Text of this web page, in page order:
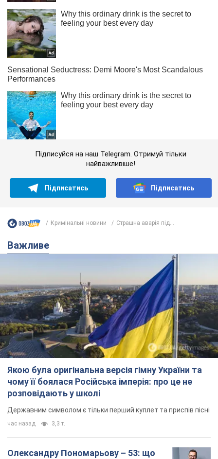
Підписуйся на наш Telegram. Отримуй тільки
найважливіше!
Підписатись Підписатись
Кримінальні новини Страшна аварія під...
Важливе
Якою була оригінальна версія гімну України та
чому її боялася Російська імперія: про це не
розповідають у школі
Державним символом є тільки перший куплет та приспів пісні
час назад 3,3 т.
Олександру Пономарьову – 53: що